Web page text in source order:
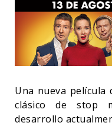
Una nueva película
clásico de stop
desarrollo